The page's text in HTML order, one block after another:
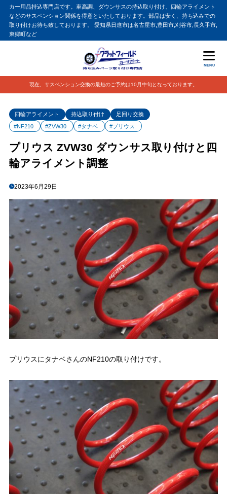
カー用品持込専門店です。車高調、ダウンサスの持込取り付け、四輪アライメント
などのサスペンション関係を得意といたしております。部品は安く、持ち込みでの
取り付けお待ち致しております。 愛知県日進市は名古屋市,豊田市,刈谷市,長久手市,
東郷町など
MENU
現在、サスペンション交換の最短のご予約は10月中旬となっております。
四輪アライメント 持込取り付け
足回り交換
#NF210
#ZVW30 #タナベ #プリウス
プリウス ZVW30 ダウンサス取り付けと四
輪アライメント調整
2023年6月29日
プリウスにタナベさんのNF210の取り付けです。